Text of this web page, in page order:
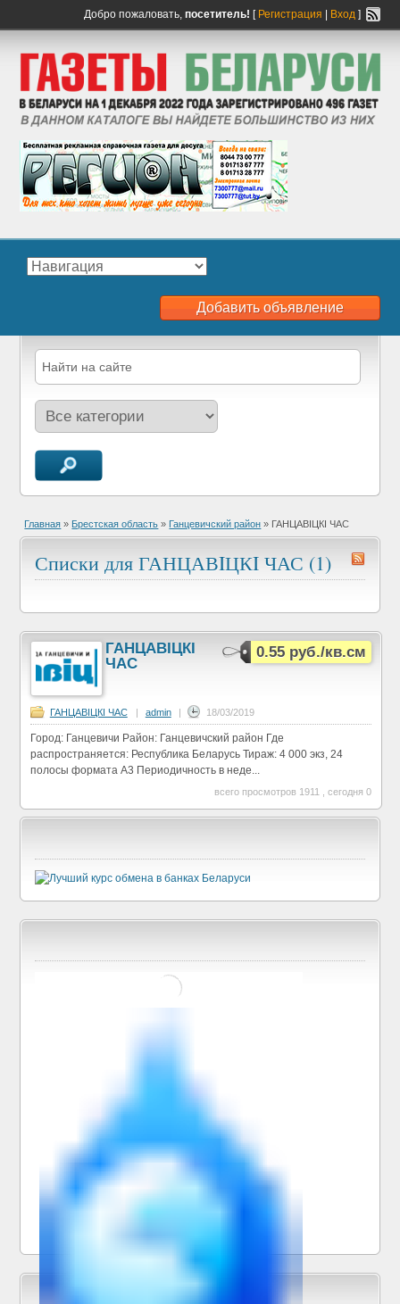
Добро пожаловать, посетитель! [ Регистрация Вход]
Добавить объявление
Главная » Брестская область » Ганцевичский район » ГАНЦАВIЦКI ЧАС
Списки для ГАНЦАВIЦКI ЧАС (1)
0.55 руб./кв.см
ГАНЦАВIЦКI
ЧАС
ГАНЦАВIЦКI ЧАС | admin | 18/03/2019
Город: Ганцевичи Район: Ганцевичский район Где
распространяется: Республика Беларусь Тираж: 4 000 экз, 24
полосы формата А3 Периодичность в неде...
всего просмотров 1911 , сегодня 0